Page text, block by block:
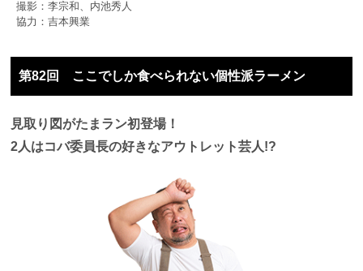
撮影：李宗和、内池秀人
協力：吉本興業
第82回 ここでしか食べられない個性派ラーメン
見取り図がたまラン初登場！
2人はコバ委員長の好きなアウトレット芸人!?